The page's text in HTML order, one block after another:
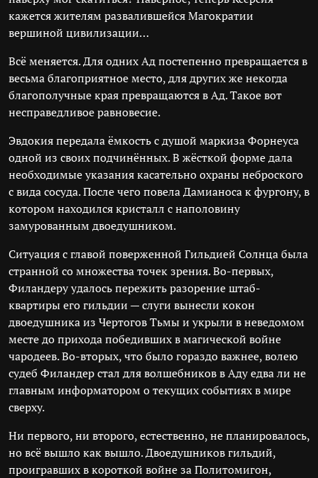
кажется жителям развалившейся Магократии
вершиной цивилизации…
Всё меняется. Для одних Ад постепенно превращается в
весьма благоприятное место, для других же некогда
благополучные края превращаются в Ад. Такое вот
несправедливое равновесие.
Эвдокия передала ёмкость с душой маркиза Форнеуса
одной из своих подчинённых. В жёсткой форме дала
необходимые указания касательно охраны неброского
с вида сосуда. После чего повела Дамианоса к фургону, в
котором находился кристалл с наполовину
замурованным двоедушником.
Ситуация с главой поверженной Гильдией Солнца была
странной со множества точек зрения. Во-первых,
Филандеру удалось пережить разорение штаб-
квартиры его гильдии — слуги вынесли кокон
двоедушника из Чертогов Тьмы и укрыли в неведомом
месте до прихода победивших в магической войне
чародеев. Во-вторых, что было гораздо важнее, волею
судеб Филандер стал для волшебников в Аду едва ли не
главным информатором о текущих событиях в мире
сверху.
Ни первого, ни второго, естественно, не планировалось,
но всё вышло как вышло. Двоедушников гильдий,
проигравших в короткой войне за Политомигон,